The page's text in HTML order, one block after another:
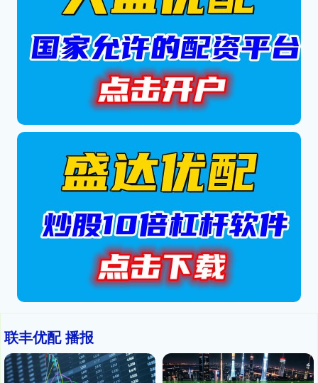
联丰优配 播报